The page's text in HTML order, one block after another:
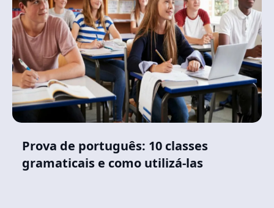
Prova de português: 10 classes
gramaticais e como utilizá-las